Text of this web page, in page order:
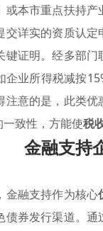
本市重点扶持
详实的资质认
证明。经多部
业所得税减按
注意的是，此类
致性，方能使税
金融支持
金融支持作为核心
券发行渠道。